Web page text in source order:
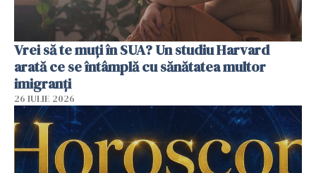
Vrei să te muți în SUA? Un studiu Harvard
arată ce se întâmplă cu sănătatea multor
imigranți
26 IULIE 2026